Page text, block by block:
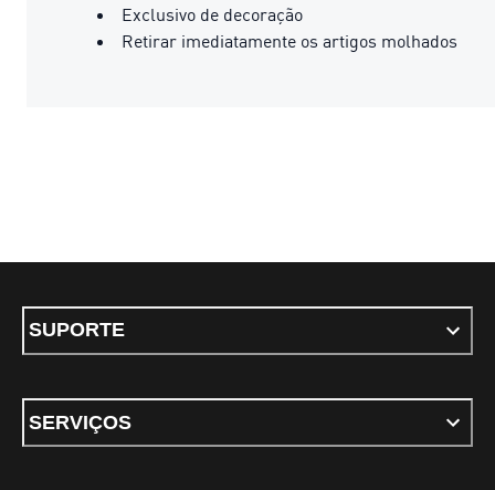
Exclusivo de decoração
Retirar imediatamente os artigos molhados
SUPORTE
SERVIÇOS